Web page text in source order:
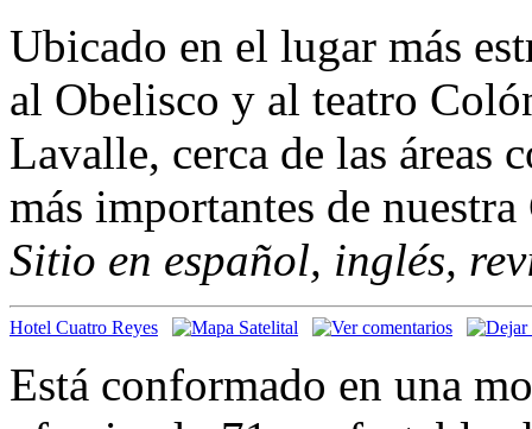
Ubicado en el lugar más
al Obelisco y al teatro
Lavalle, cerca de las áreas
más importantes de
Sitio en español, inglés,
Hotel Cuatro Reyes
Está conformado en una